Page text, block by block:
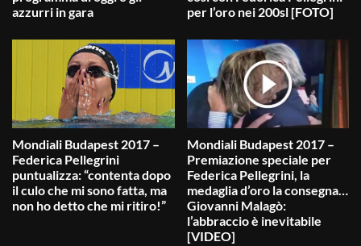
azzurri in gara
per l’oro nei 200sl [FOTO]
Mondiali Budapest 2017 –
Federica Pellegrini
puntualizza: “contenta dopo
il culo che mi sono fatta, ma
non ho detto che mi ritiro!”
Mondiali Budapest 2017 –
Premiazione speciale per
Federica Pellegrini, la
medaglia d’oro la consegna…
Giovanni Malagò:
l’abbraccio è inevitabile
[VIDEO]